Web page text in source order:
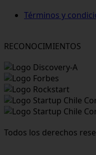
Términos y
RECONOCIMIENTOS
Todos los derechos